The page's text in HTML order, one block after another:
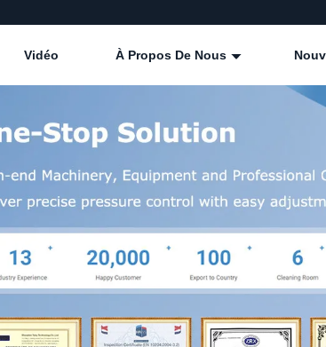
Vidéo À Propos De Nous